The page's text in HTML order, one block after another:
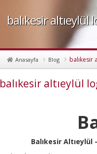
balıkesir altıeylül
Anasayfa Blog balıkesir
balıkesir altıeylül
Balıkesir